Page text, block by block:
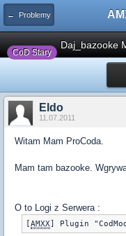
← Problemy
CoD Stary
Daj_bazooke
Eldo
11.07.2011
Witam Mam ProCoda.
Mam tam bazooke.
O to Logi z Serwera :
[AMXX] Plugin